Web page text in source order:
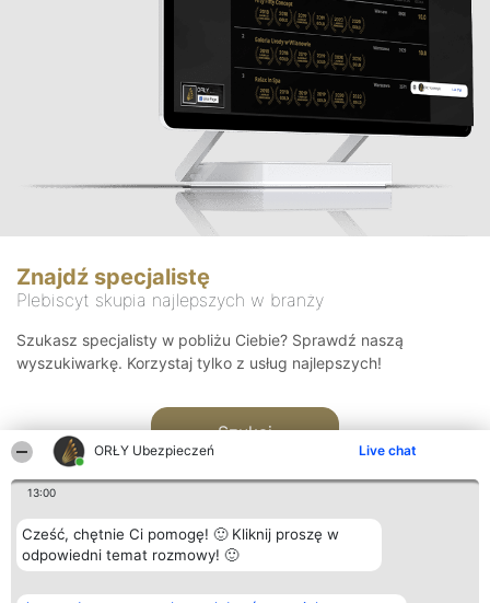
ORŁY Ubezpieczeń Live chat
13:00
Cześć, chętnie Ci pomogę! 🙂 Kliknij proszę w
odpowiedni temat rozmowy! 🙂
Znajdź specjalistę
Plebiscyt skupia najlepszych w branży
Szukasz specjalisty w pobliżu Ciebie? Sprawdź naszą
wyszukiwarkę. Korzystaj tylko z usług najlepszych!
Szukaj
Organizator plebiscytu Plebiscyt Kontakt